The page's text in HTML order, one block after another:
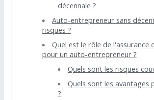
décennale ?
Auto-entrepreneur sans
risques ?
Quel est le rôle de l'assurance
pour un auto-entrepreneur ?
Quels sont les risques
Quels sont les avantages
?